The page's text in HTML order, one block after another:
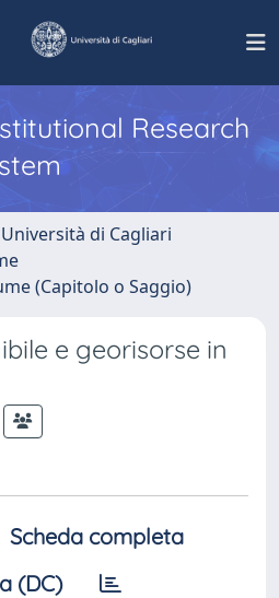
Research
di Cagliari
(Capitolo o Saggio)
e georisorse in
Scheda completa
(DC)